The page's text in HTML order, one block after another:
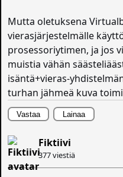
Mutta oletuksena
vierasjärjestelmälle
prosessoriytimen, ja jos
muistia vähän
isäntä+vieras-
turhan jähmeä kuva
Vastaa Lainaa
Fiktiivi
377 viestiä